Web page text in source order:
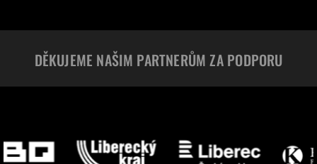
DĚKUJEME NAŠIM PARTNERŮM ZA PODPORU